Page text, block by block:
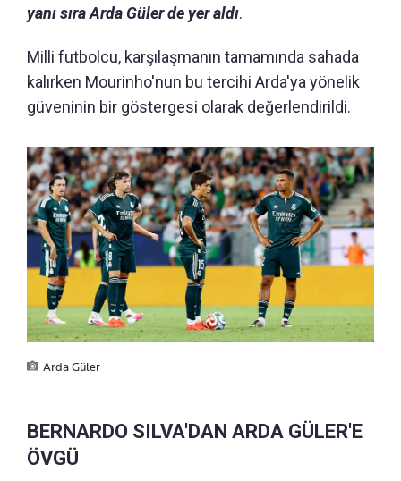
yanı sıra Arda Güler de yer aldı.
Milli futbolcu, karşılaşmanın tamamında sahada
kalırken Mourinho'nun bu tercihi Arda'ya yönelik
güveninin bir göstergesi olarak değerlendirildi.
Arda Güler
BERNARDO SILVA'DAN ARDA GÜLER'E
ÖVGÜ